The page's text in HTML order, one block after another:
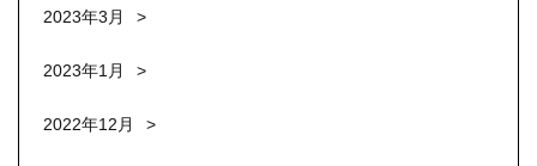
2023年3月
2023年1月
2022年12月